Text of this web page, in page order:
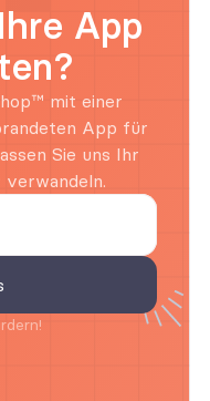
App
mit einer
App für
Sie uns Ihr
verwandeln.